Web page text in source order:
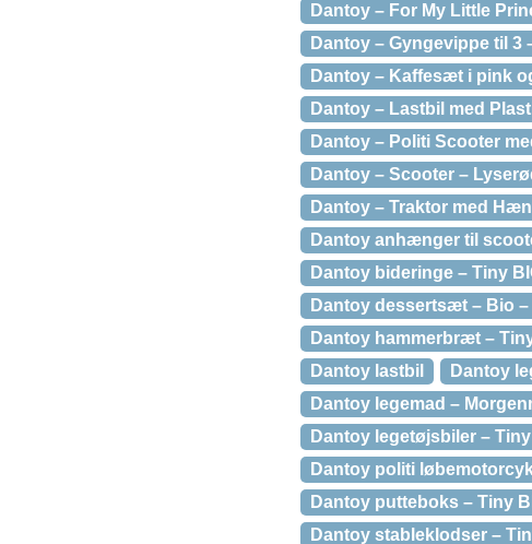
Dantoy – For My Little
Dantoy – Gyngevippe til 3
Dantoy – Kaffesæt i pink
Dantoy – Lastbil med
Dantoy – Politi Scooter
Dantoy – Scooter –
Dantoy – Traktor med
Dantoy anhænger til
Dantoy bideringe – Tiny
Dantoy dessertsæt – Bio –
Dantoy hammerbræt –
Dantoy lastbil
Dantoy
Dantoy legemad –
Dantoy legetøjsbiler –
Dantoy politi
Dantoy putteboks – Tiny
Dantoy stableklodser –